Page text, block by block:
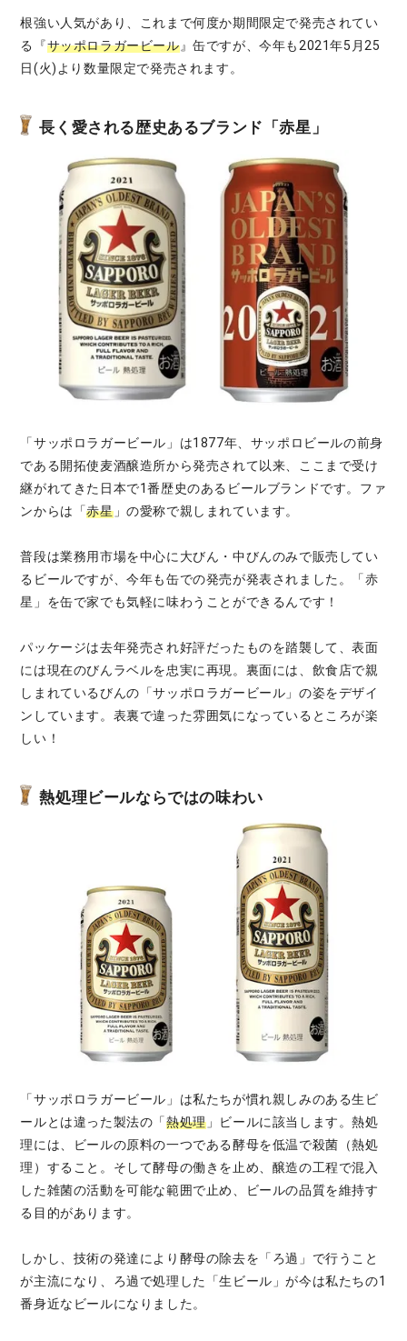
根強い人気があり、これまで何度か期間限定で発売されてい
る『サッポロラガービール』缶ですが、今年も2021年5月25
日(火)より数量限定で発売されます。
長く愛される歴史あるブランド「赤星」
「サッポロラガービール」は1877年、サッポロビールの前身
である開拓使麦酒醸造所から発売されて以来、ここまで受け
継がれてきた日本で1番歴史のあるビールブランドです。ファ
ンからは「赤星」の愛称で親しまれています。
普段は業務用市場を中心に大びん・中びんのみで販売してい
るビールですが、今年も缶での発売が発表されました。「赤
星」を缶で家でも気軽に味わうことができるんです！
パッケージは去年発売され好評だったものを踏襲して、表面
には現在のびんラベルを忠実に再現。裏面には、飲食店で親
しまれているびんの「サッポロラガービール」の姿をデザイ
ンしています。表裏で違った雰囲気になっているところが楽
しい！
熱処理ビールならではの味わい
「サッポロラガービール」は私たちが慣れ親しみのある生ビ
ールとは違った製法の「熱処理」ビールに該当します。熱処
理には、ビールの原料の一つである酵母を低温で殺菌（熱処
理）すること。そして酵母の働きを止め、醸造の工程で混入
した雑菌の活動を可能な範囲で止め、ビールの品質を維持す
る目的があります。
しかし、技術の発達により酵母の除去を「ろ過」で行うこと
が主流になり、ろ過で処理した「生ビール」が今は私たちの1
番身近なビールになりました。